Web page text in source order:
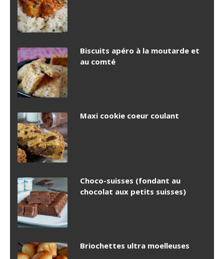
Biscuits apéro à la moutarde et
au comté
Maxi cookie coeur coulant
Choco-suisses (fondant au
chocolat aux petits suisses)
Briochettes ultra moelleuses